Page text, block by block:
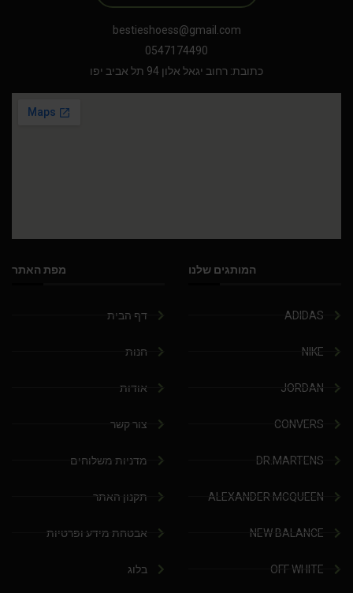
bestieshoess@gmail.com
0547174490
כתובת: רחוב יגאל אלון 94 תל אביב יפו
המותגים שלנו
ADIDAS
NIKE
JORDAN
CONVERS
DR.MARTENS
ALEXANDER MCQUEEN
NEW BALANCE
OFF WHITE
מפת האתר
דף הבית
חנות
אודות
צור קשר
מדניות משלוחים
תקנון האתר
אבטחת מידע ופרטיות
בלוג